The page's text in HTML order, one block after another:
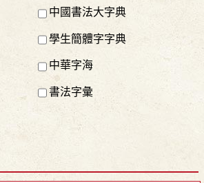
中國書法大字典
學生簡體字字典
中華字海
書法字彙